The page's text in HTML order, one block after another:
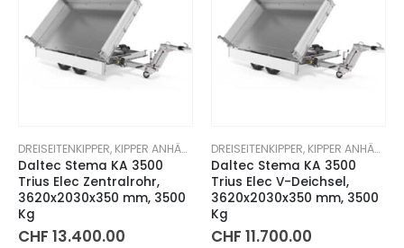
DREISEITENKIPPER, KIPPER ANHÄNGER
Daltec Stema KA 3500
Trius Elec Zentralrohr,
3620x2030x350 mm, 3500
Kg
CHF 13.400.00
DREISEITENKIPPER, KIPPER ANHÄNGER
Daltec Stema KA 3500
Trius Elec V-Deichsel,
3620x2030x350 mm, 3500
Kg
CHF 11.700.00